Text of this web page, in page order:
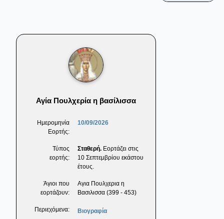
Αγία Πουλχερία η βασίλισσα
Ημερομηνία
Εορτής:
10/09/2026
Τύπος
εορτής:
Σταθερή. Εορτάζει στις
10 Σεπτεμβρίου εκάστου
έτους.
Άγιοι που
εορτάζουν:
Αγια Πουλχερια η
Βασιλισσα (399 - 453)
Περιεχόμενα:
Βιογραφία